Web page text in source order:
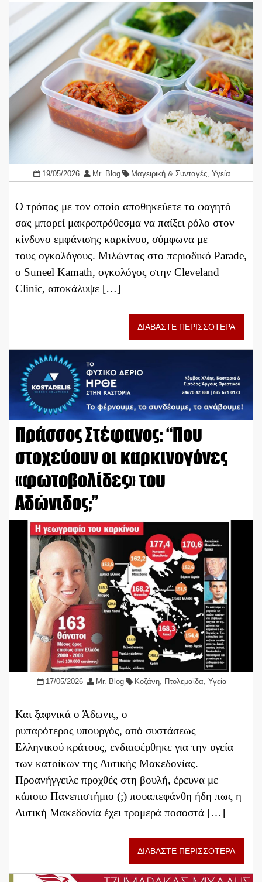
19/05/2026 Mr. Blog Μαγειρική & Συνταγές, Υγεία
Ο τρόπος με τον οποίο αποθηκεύετε το φαγητό
σας μπορεί μακροπρόθεσμα να παίξει ρόλο στον
κίνδυνο εμφάνισης καρκίνου, σύμφωνα με
τους ογκολόγους. Μιλώντας στο περιοδικό Parade,
ο Suneel Kamath, ογκολόγος στην Cleveland
Clinic, αποκάλυψε […]
ΔΙΑΒΑΣΤΕ ΠΕΡΙΣΣΟΤΕΡΑ
Πράσσος Στέφανος: “Που
στοχεύουν οι καρκινογόνες
«φωτοβολίδες» του
Αδώνιδος;”
17/05/2026 Mr. Blog Κοζάνη, Πτολεμαΐδα Υγεία
Και ξαφνικά ο Άδωνις, ο
ρυπαρότερος υπουργός, από συστάσεως
Ελληνικού κράτους, ενδιαφέρθηκε για την υγεία
των κατοίκων της Δυτικής Μακεδονίας.
Προανήγγειλε προχθές στη βουλή, έρευνα με
κάποιο Πανεπιστήμιο (;) πουαπεφάνθη ήδη πως η
Δυτική Μακεδονία έχει τρομερά ποσοστά […]
ΔΙΑΒΑΣΤΕ ΠΕΡΙΣΣΟΤΕΡΑ